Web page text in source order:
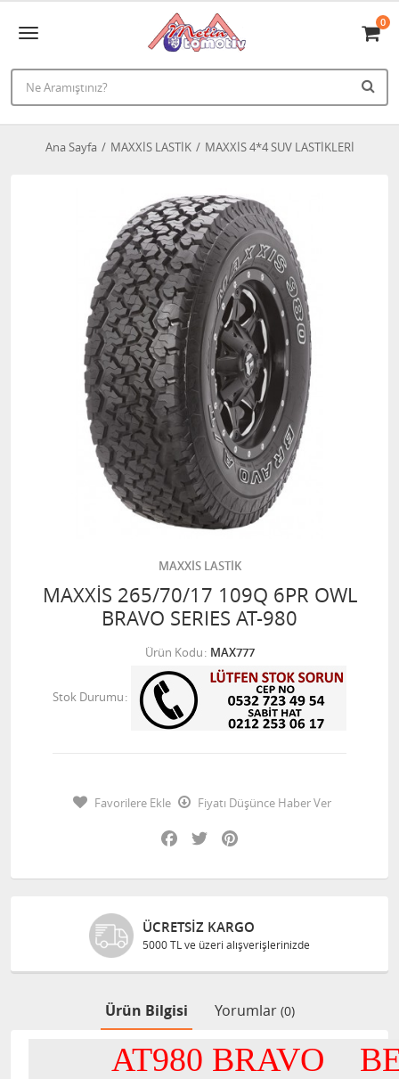
0
Ana Sayfa MAXXİS LASTİK MAXXİS 4*4 SUV LASTİKLERİ
MAXXİS LASTİK
MAXXİS 265/70/17 109Q 6PR OWL
BRAVO SERIES AT-980
Ürün Kodu MAX777
Stok Durumu
Favorilere Ekle
Fiyatı Düşünce Haber Ver
Facebook
Twitter
ÜCRETSIZ KARGO
5000 TL ve üzeri alışverişlerinizde
Ürün Bilgisi Yorumlar (0)
AT980 BRAVO